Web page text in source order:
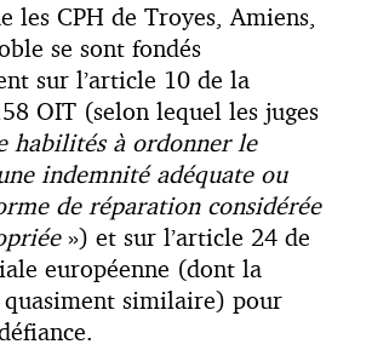
les CPH de Troyes, Amiens,
se sont fondés
sur l’article 10 de la
OIT (selon lequel les juges
habilités à ordonner le
indemnité adéquate ou
de réparation considérée
») et sur l’article 24 de
européenne (dont la
similaire) pour